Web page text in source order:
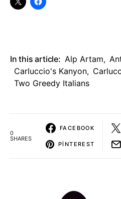
In this article: Alp Artam,
Carluccio's Kanyon,
Two Greedy Italians
0
SHARES
FACEBOOK
PINTEREST